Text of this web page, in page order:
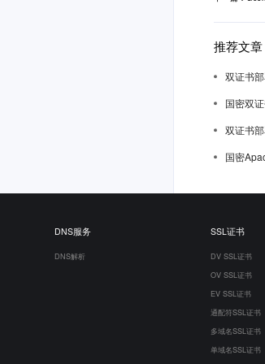
推荐文章
双证书
国密双
双证书
国密
DNS服务
DNS解析
SSL证书
DV SSL证书
OV SSL证书
EV SSL证书
通配符SSL证书
多域名SSL证书
单域名SSL证书